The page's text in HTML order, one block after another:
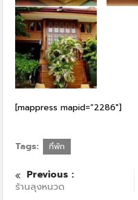
[mappress mapid=”2286″]
Tags: ที่พัก
Previous :
ร้านลุงหนวด